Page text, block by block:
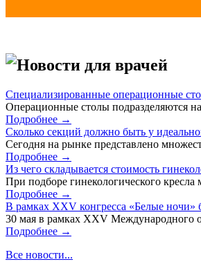
Новости для врачей
Специализированные операционные
Операционные столы подразделяются
Подробнее →
Сколько секций должно быть у
Сегодня на рынке представлено
Подробнее →
Из чего складывается стоимость
При подборе гинекологического
Подробнее →
В рамках XXV конгресса «Белые
30 мая в рамках XXV Международного
Подробнее →
Все новости...